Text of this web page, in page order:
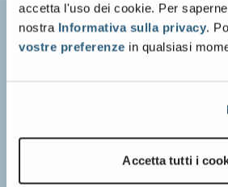
accetta l'uso dei cookie. Per
nostra Informativa sulla privacy.
vostre preferenze in qualsiasi
Accetta tutti i